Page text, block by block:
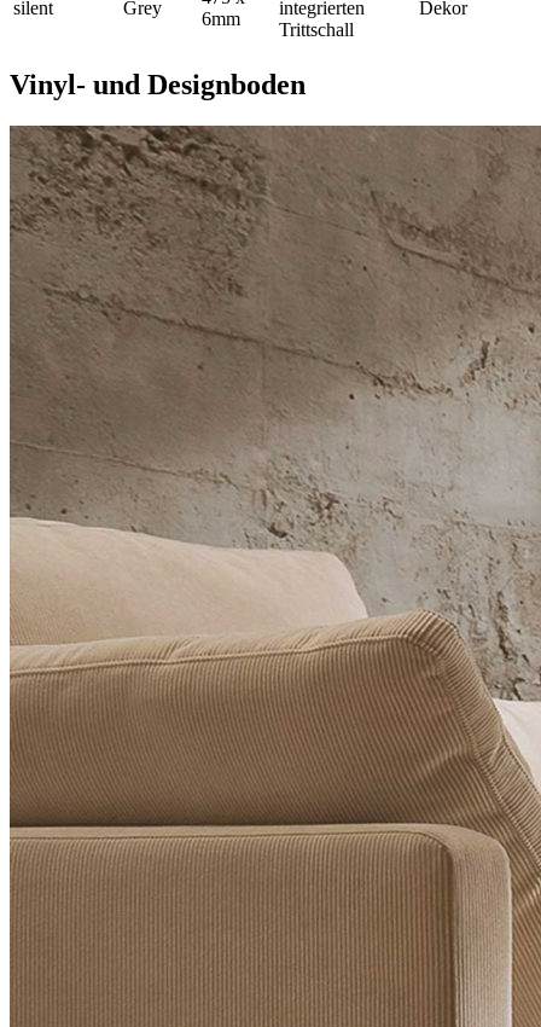
silent Grey
6mm
integrierten
Trittschall
Dekor
Vinyl- und Designboden